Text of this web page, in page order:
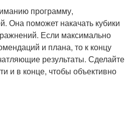
программу,
Она поможет накачать кубики
Если максимально
и плана, то к концу
результаты. Сделайте
и в конце, чтобы объективно